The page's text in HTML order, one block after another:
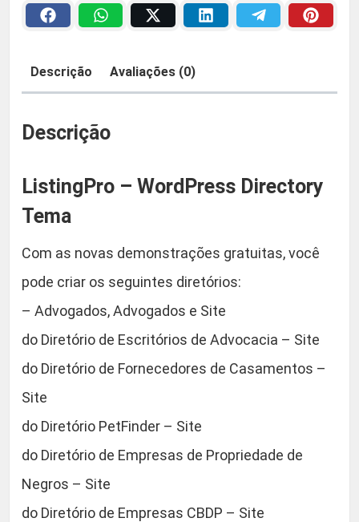
a
$
9
9
0
2
9
0
o
P
r
s
r
t
o
T
e
Descrição Avaliações (0)
Descrição
ListingPro – WordPress Directory
Tema
Com as novas demonstrações gratuitas, você
pode criar os seguintes diretórios:
– Advogados, Advogados e Site
do Diretório de Escritórios de Advocacia – Site
do Diretório de Fornecedores de Casamentos –
Site
do Diretório PetFinder – Site
do Diretório de Empresas de Propriedade de
Negros – Site
do Diretório de Empresas CBDP – Site